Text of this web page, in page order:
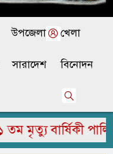
উপজেলা খেলা
সারাদেশ বিনোদন
বার্ষিকী পালিত